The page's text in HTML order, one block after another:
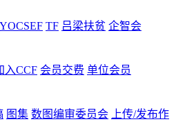
YOCSEF TF 吕梁扶贫 企智会
入CCF 会员交费 单位会员
图集 数图编审委员会 上传/发布作